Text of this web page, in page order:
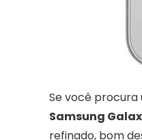
Se você procura
Samsung
refinado, bom